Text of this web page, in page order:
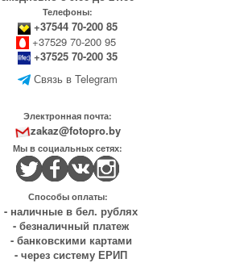
Телефоны:
+37544 70-200 85
+37529 70-200 95
+37525 70-200 35
Связь в Telegram
Электронная почта:
zakaz@fotopro.by
Мы в социальных сетях:
Способы оплаты:
- наличные в бел. рублях
- безналичный платеж
- банковскими картами
- через систему ЕРИП